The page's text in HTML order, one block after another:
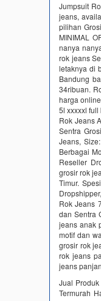
Jumpsuit
jeans,
pilihan
MINIMAL
nanya
rok jeans
letaknya di
Bandung
34ribuan.
harga
5l xxxxxl
Rok Jeans
Sentra
Jeans,
Berbagai
Reseller
grosir rok
Timur.
Rok Jeans
dan Sentra
jeans anak
motif dan
grosir rok
rok jeans
jeans
Jual
Termurah